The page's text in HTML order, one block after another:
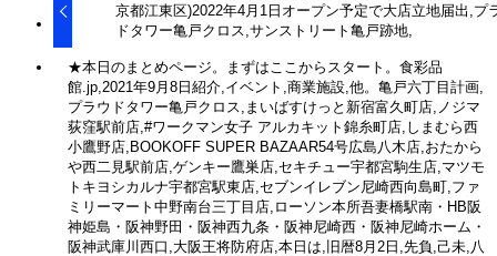
京都江東区)2022年4月1日オープン予定で大店立地届出,プ
ドタワー亀戸クロス,サンストリート亀戸跡地,
★本日のまとめページ。まずはここからスタート。食彩品
館.jp,2021年9月8日紹介,イベント,商業施設,他。亀戸六丁目計画,
プラウドタワー亀戸クロス,まいばすけっと新宿富久町店,ノジマ
荻窪駅前店,#ワークマン女子 アルカキット錦糸町店,しまむら西
小鷹野店,BOOKOFF SUPER BAZAAR54号広島八木店,おたから
や西二見駅前店,ゲンキー鷹巣店,セキチュー宇都宮駒生店,マツモ
トキヨシカルナ宇都宮駅東店,セブンイレブン尼崎西向島町,ファ
ミリーマート中野南台三丁目店,ローソン本所吾妻橋駅南・HB阪
神姫島・阪神野田・阪神西九条・阪神尼崎西・阪神尼崎ホーム・
阪神武庫川西口,大阪王将防府店,本日は,旧暦8月2日,先負,己未,八